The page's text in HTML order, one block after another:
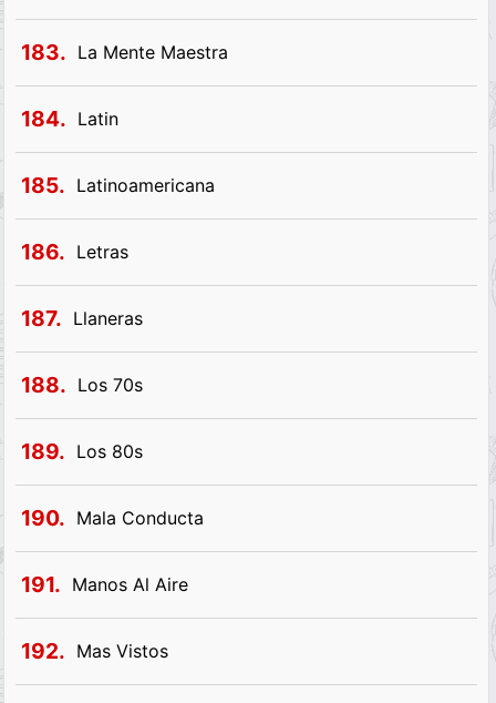
183. La Mente Maestra
184. Latin
185. Latinoamericana
186. Letras
187. Llaneras
188. Los 70s
189. Los 80s
190. Mala Conducta
191. Manos Al Aire
192. Mas Vistos